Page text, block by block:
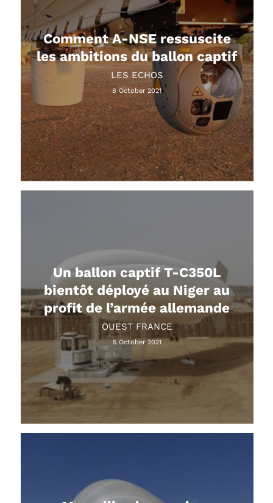
Comment A-NSE ressuscite
les ambitions du ballon captif
LES ECHOS
8 October 2021
Un ballon captif T-C350L
bientôt déployé au Niger au
profit de l’armée allemande
OUEST FRANCE
5 October 2021